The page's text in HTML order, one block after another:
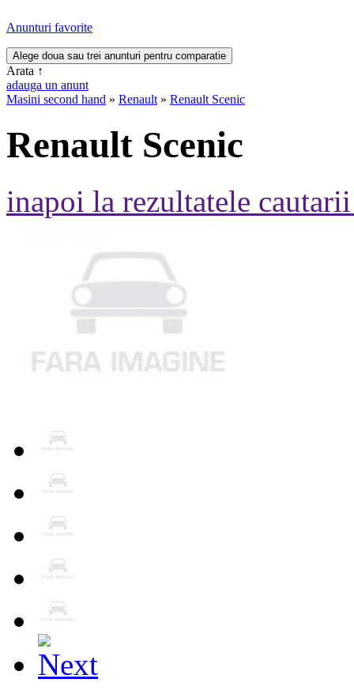
Anunturi favorite
Arata ↑
adauga un anunt
Masini second hand » Renault » Renault Scenic
Renault Scenic
inapoi la rezultatele